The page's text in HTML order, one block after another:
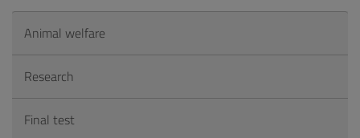
Animal welfare
Research
Final test